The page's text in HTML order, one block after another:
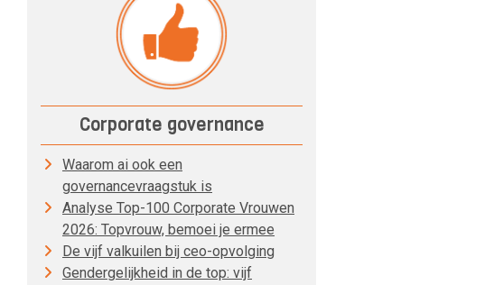
Corporate governance
Waarom ai ook een
governancevraagstuk is
Analyse Top-100 Corporate Vrouwen
2026: Topvrouw, bemoei je ermee
De vijf valkuilen bij ceo-opvolging
Gendergelijkheid in de top: vijf